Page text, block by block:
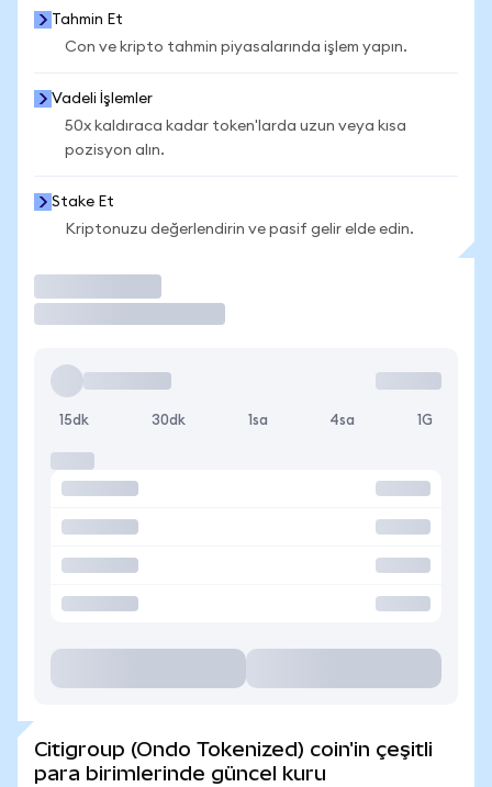
Tahmin Et
Con ve kripto tahmin piyasalarında işlem yapın.
Vadeli İşlemler
50x kaldıraca kadar token'larda uzun veya kısa
pozisyon alın.
Stake Et
Kriptonuzu değerlendirin ve pasif gelir elde edin.
15dk 30dk 1sa 4sa 1G
Citigroup (Ondo Tokenized) coin'in çeşitli
para birimlerinde güncel kuru